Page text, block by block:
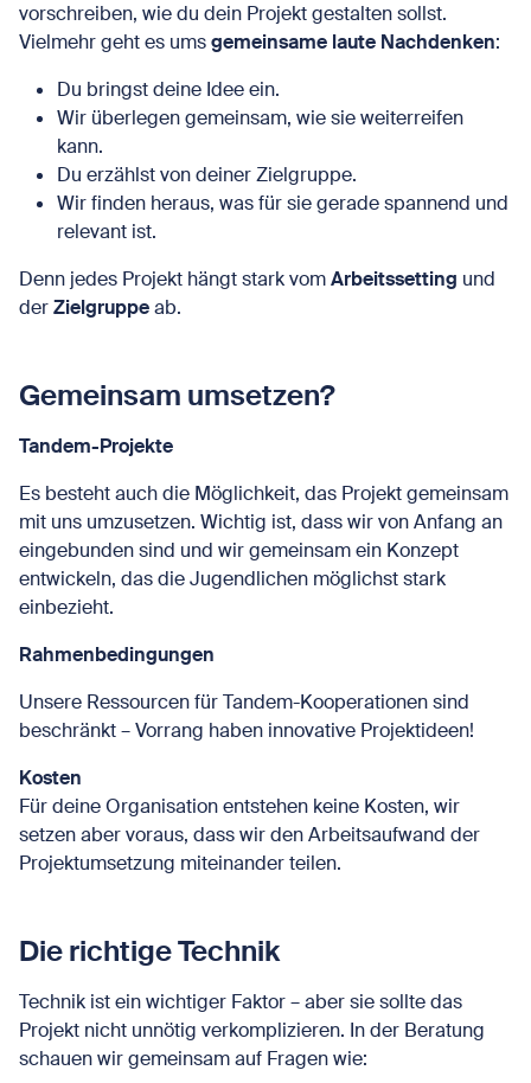
vorschreiben, wie du dein Projekt gestalten sollst.
Vielmehr geht es umsgemeinsame laute Nachdenken:
Du bringst deine Idee ein.
Wir überlegen gemeinsam, wie sie weiterreifen
kann.
Du erzählst von deiner Zielgruppe.
Wir finden heraus, was für sie gerade spannend und
relevant ist.
Denn jedes Projekt hängt stark vomArbeitssetting und
derZielgruppeab.
Gemeinsam umsetzen?
Tandem-Projekte
Es besteht auch die Möglichkeit, das Projekt gemeinsam
mit uns umzusetzen. Wichtig ist, dass wir von Anfang an
eingebunden sind und wir gemeinsam ein Konzept
entwickeln, das die Jugendlichen möglichst stark
einbezieht.
Rahmenbedingungen
Unsere Ressourcen für Tandem-Kooperationen sind
beschränkt – Vorrang haben innovative Projektideen!
Kosten
Für deine Organisation entstehen keine Kosten, wir
setzen aber voraus, dass wir den Arbeitsaufwand der
Projektumsetzung miteinander teilen.
Die richtige Technik
Technik ist ein wichtiger Faktor – aber sie sollte das
Projekt nicht unnötig verkomplizieren. In der Beratung
schauen wir gemeinsam auf Fragen wie: